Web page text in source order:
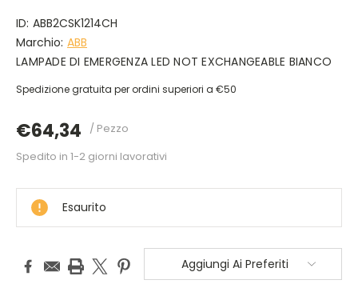
ID: ABB2CSK1214CH
Marchio: ABB
LAMPADE DI EMERGENZA LED NOT EXCHANGEABLE BIANCO
Spedizione gratuita per ordini superiori a €50
€64,34 / Pezzo
DISPONIBILE
Spedito in 1-2 giorni lavorativi
Esaurito
Aggiungi Ai Preferiti